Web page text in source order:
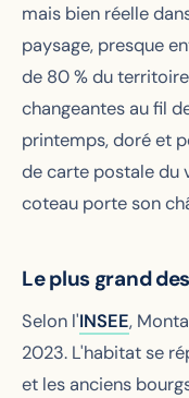
mais bien réelle
paysage, presque
de 80 % du
changeantes au fil
printemps, doré et
de carte postale du
coteau porte son
Le plus grand
Selon l'INSEE,
2023. L'habitat se
et les anciens